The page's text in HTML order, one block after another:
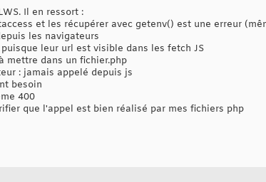
Il en ressort :
et les récupérer avec getenv() est une erreur
les navigateurs
leur url est visible dans les fetch JS
mettre dans un fichier.php
: jamais appelé depuis js
besoin
400
que l'appel est bien réalisé par mes fichiers php